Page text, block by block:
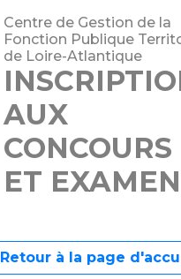
Centre de Gestion de la
Fonction Publique
de Loire-Atlantique
AUX
CONCOURS
ET
Retour à la page